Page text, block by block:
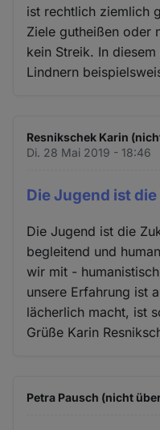
ist rechtlich ziemlich
Ziele gutheißen oder
kein Streik. In
Lindnern
Resnikschek Karin
Di. 28 Mai 2019 - 18:46
Die Jugend ist
Die Jugend ist die
begleitend und
wir mit -
unsere Erfahrung ist
lächerlich macht, ist
Grüße Karin
Petra Pausch (nicht